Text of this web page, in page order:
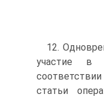
12.
участие в
статьи